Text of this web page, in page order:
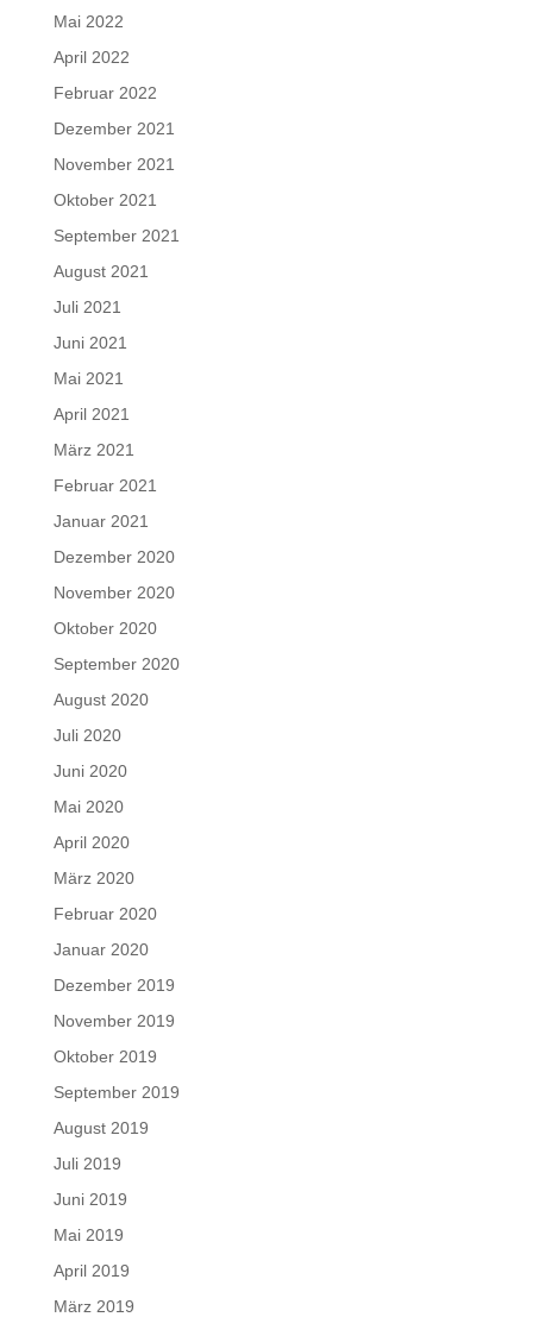
Mai 2022
April 2022
Februar 2022
Dezember 2021
November 2021
Oktober 2021
September 2021
August 2021
Juli 2021
Juni 2021
Mai 2021
April 2021
März 2021
Februar 2021
Januar 2021
Dezember 2020
November 2020
Oktober 2020
September 2020
August 2020
Juli 2020
Juni 2020
Mai 2020
April 2020
März 2020
Februar 2020
Januar 2020
Dezember 2019
November 2019
Oktober 2019
September 2019
August 2019
Juli 2019
Juni 2019
Mai 2019
April 2019
März 2019